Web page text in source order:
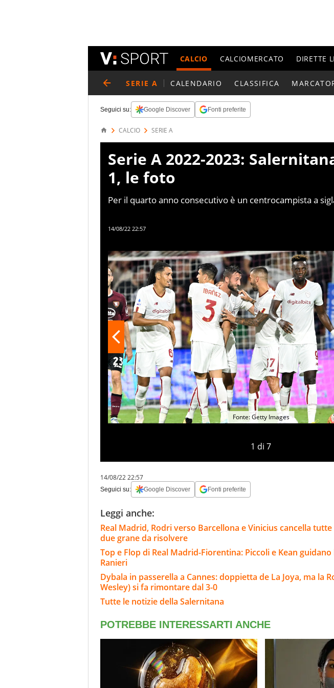
CALCIO CALCIOMERCATO DIRETTE
SERIE A CALENDARIO CLASSIFICA
Seguici su: Google Discover Fonti preferite
CALCIO SERIE A
Serie A 2022-2023:
1, le foto
Per il quarto anno consecutivo è un centrocampista a
14/08/22 22:57
1 di 7
Fonte: Getty Images
14/08/22 22:57
Seguici su: Google Discover Fonti preferite
Leggi anche:
Real Madrid, Rodri verso Barcellona e Vinicius cancella
due grane da risolvere
Top e Flop di Real Madrid-Fiorentina: Piccoli e Kean
Ranieri
Dybala in passerella a Cannes: doppietta de La Joya, ma la
Wesley) si fa rimontare dal 3-0
Tutte le notizie della Salernitana